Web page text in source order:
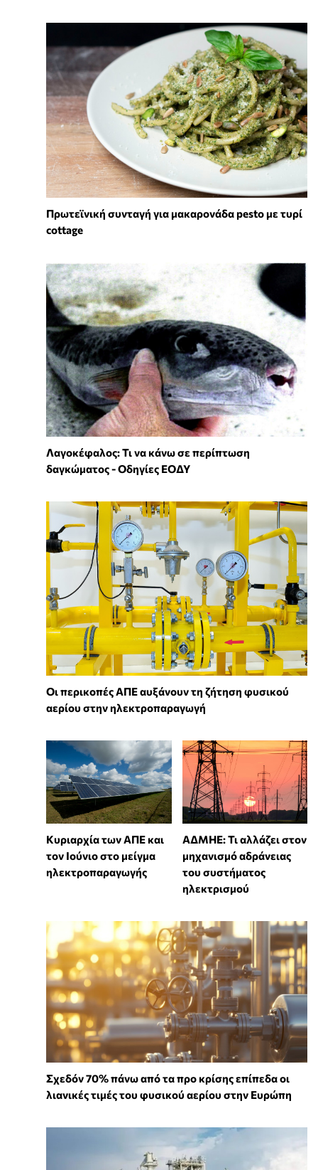
Πρωτεϊνική συνταγή για μακαρονάδα pesto με τυρί
cottage
Λαγοκέφαλος: Τι να κάνω σε περίπτωση
δαγκώματος - Οδηγίες ΕΟΔΥ
Οι περικοπές ΑΠΕ αυξάνουν τη ζήτηση φυσικού
αερίου στην ηλεκτροπαραγωγή
Κυριαρχία των ΑΠΕ και
τον Ιούνιο στο μείγμα
ηλεκτροπαραγωγής
ΑΔΜΗΕ: Τι αλλάζει στον
μηχανισμό αδράνειας
του συστήματος
ηλεκτρισμού
Σχεδόν 70% πάνω από τα προ κρίσης επίπεδα οι
λιανικές τιμές του φυσικού αερίου στην Ευρώπη